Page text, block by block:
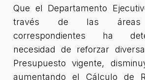
Que el Departamento
través de las áreas
correspondientes ha
necesidad de reforzar
Presupuesto vigente,
aumentando el Cálculo de